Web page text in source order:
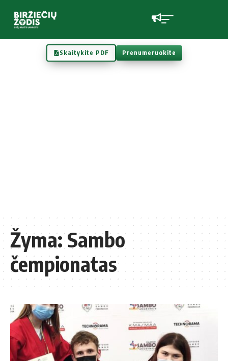
Skaitykite PDF Prenumeruokite
Žyma:Sambo
čempionatas